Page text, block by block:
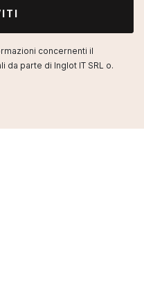
concernenti il
parte di Inglot IT SRL o.